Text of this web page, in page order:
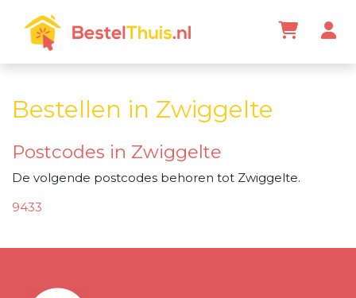
Bestellen in Zwiggelte
Postcodes in Zwiggelte
De volgende postcodes behoren tot Zwiggelte.
9433